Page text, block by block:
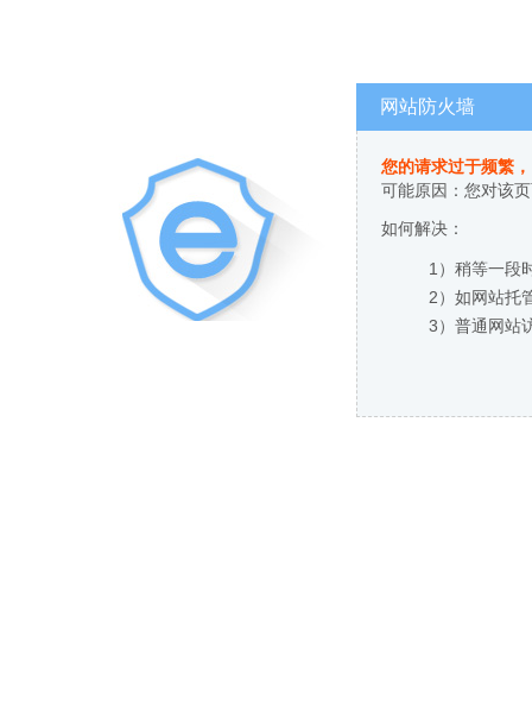
网站防火墙
您的请求过于频繁
可能原因：您对该
如何解决：
1）稍等一段
2）如网站托
3）普通网站